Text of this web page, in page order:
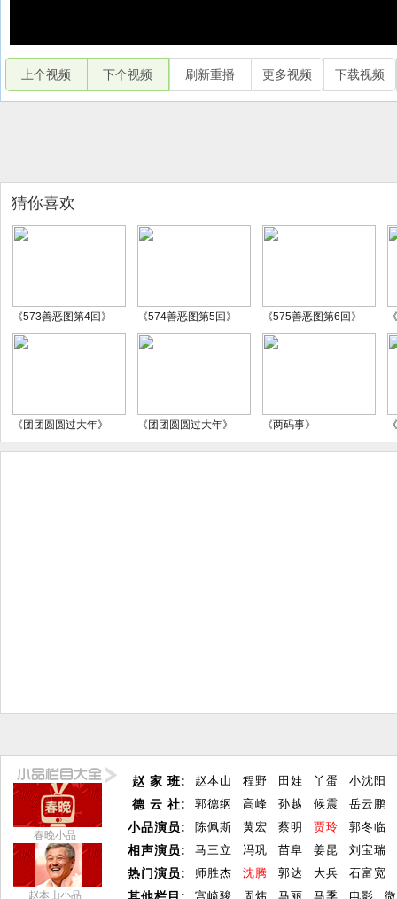
上个视频 下个视频 刷新重播 更多视频 下载视频
猜你喜欢
《573善恶图第4回》 《574善恶图第5回》 《575善恶图第6回》
《团团圆圆过大年》 《团团圆圆过大年》 《两码事》
春晚小品
赵本山小品
赵 家 班:
德 云 社:
小品演员:
相声演员:
热门演员:
赵本山 程野 田娃 丫蛋
小沈阳
郭德纲
高峰 孙越 候震
岳云鹏
陈佩斯
黄宏 蔡明 贾玲
郭冬临
马三立
冯巩 苗阜 姜昆
刘宝瑞
师胜杰
沈腾 郭达 大兵
石富宽
宫崎骏
周炜 马丽 马季 电影